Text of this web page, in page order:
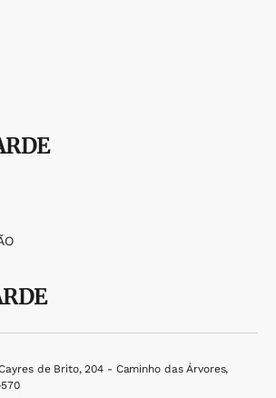
de Brito, 204 - Caminho das Árvores,